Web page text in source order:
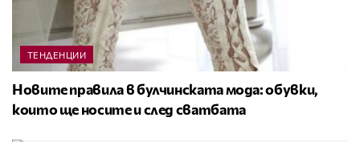
ТЕНДЕНЦИИ
Новите правила в булчинската мода: обувки,
които ще носите и след сватбата